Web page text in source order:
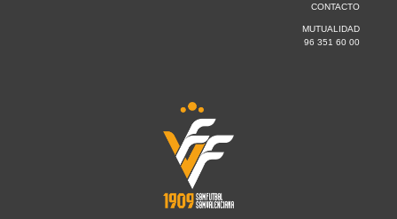
CONTACTO
MUTUALIDAD
96 351 60 00